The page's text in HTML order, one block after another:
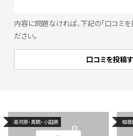
内容に問題なければ、下記の「口コミを
ださい。
湯河原・真鶴・小田原 相